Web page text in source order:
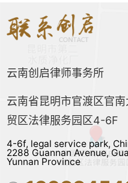
云南创启律师事务所
云南省昆明市官渡区官
贸区法律服务园区4-6F
4-6f, legal service park,
2288 Guannan Avenue,
Yunnan Province